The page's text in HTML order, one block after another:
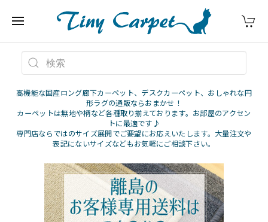
高機能な国産ロング廊下カーペット、デスクカーペット、おしゃれな円
形ラグの通販ならおまかせ！
カーペットは無地や柄など各種取り揃えております。お部屋のアクセン
トに最適です♪
専門店ならではのサイズ展開でご要望にお応えいたします。大量注文や
表記にないサイズなどもお気軽にご相談下さい。